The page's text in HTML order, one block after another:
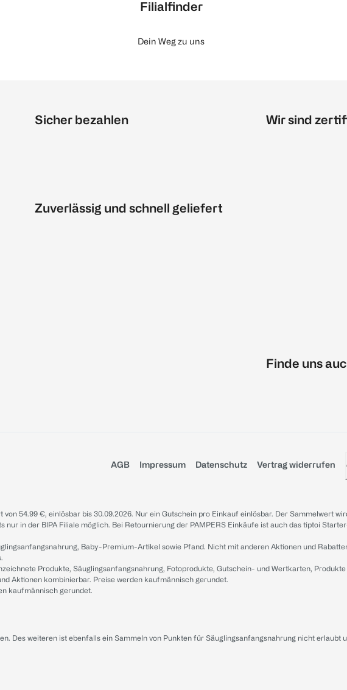
Filialfinder
Dein Weg zu uns
Sicher bezahlen
Zuverlässig und schnell geliefert
Wir sind
Finde uns
AGB Impressum Datenschutz Vertrag widerrufen
54.99 €, einlösbar bis 30.09.2026. Nur ein Gutschein pro Einkauf einlösbar. Der Sammelwert
in der BIPA Filiale möglich. Bei Retournierung der PAMPERS Einkäufe ist auch das tiptoi
Baby-Premium-Artikel sowie Pfand. Nicht mit anderen Aktionen und
Produkte, Säuglingsanfangsnahrung, Fotoprodukte, Gutschein- und Wertkarten,
Aktionen kombinierbar. Preise werden kaufmännisch gerundet.
kaufmännisch gerundet.
Des weiteren ist ebenfalls ein Sammeln von Punkten für Säuglingsanfangsnahrung nicht erlaubt